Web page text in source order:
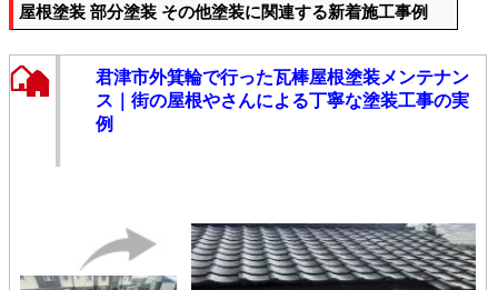
屋根塗装 部分塗装 その他塗装に関連する新着施工事例
君津市外箕輪で行った瓦棒屋根塗装メンテナン
ス｜街の屋根やさんによる丁寧な塗装工事の実
例